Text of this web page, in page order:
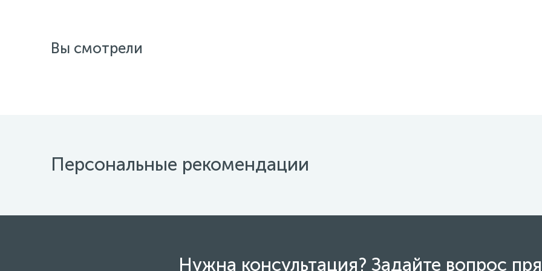
Вы смотрели
Персональные рекомендации
Нужна консультация? Задайте вопрос